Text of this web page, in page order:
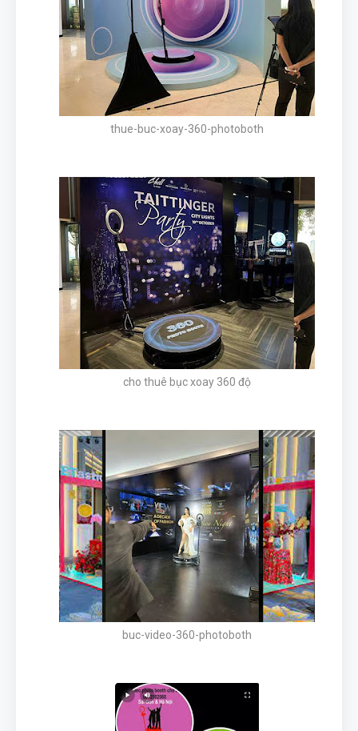
thue-buc-xoay-360-photoboth
cho thuê bục xoay 360 độ
buc-video-360-photoboth